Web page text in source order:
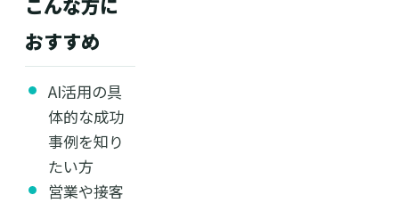
おすすめ
AI活用の具
体的な成功
事例を知り
たい方
営業や接客